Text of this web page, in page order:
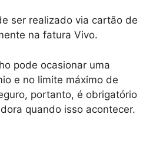
ser realizado via cartão de
na fatura Vivo.
pode ocasionar uma
e no limite máximo de
portanto, é obrigatório
quando isso acontecer.